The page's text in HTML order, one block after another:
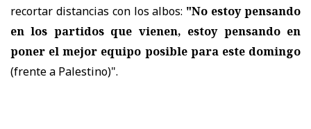
recortar distancias con los albos: "No estoy pensando
en los partidos que vienen, estoy pensando en
poner el mejor equipo posible para este domingo
(frente a Palestino)".